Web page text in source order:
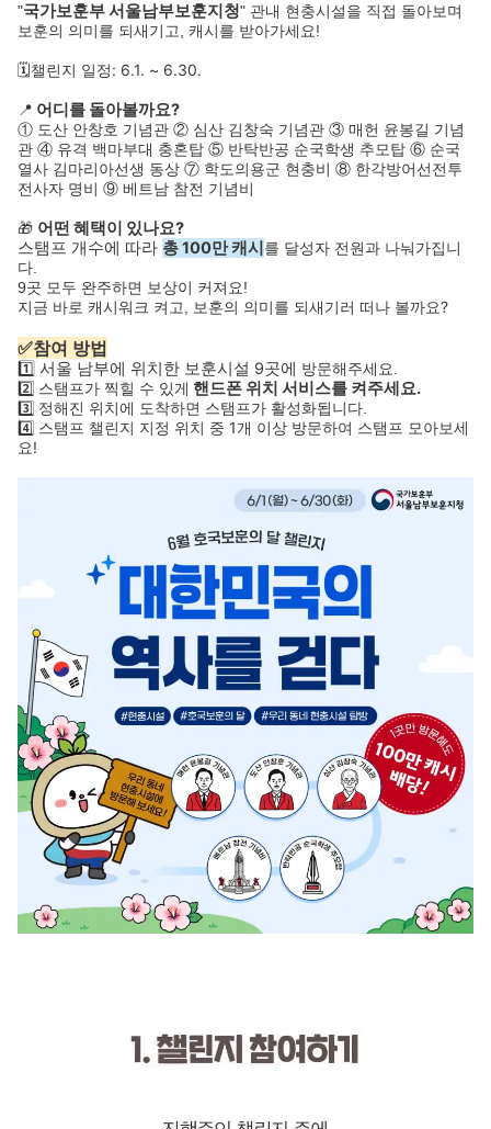
"국가보훈부 서울남부보훈지청" 관내 현충시설을 직접 돌아보며
보훈의 의미를 되새기고, 캐시를 받아가세요!
🗓️챌린지 일정: 6.1. ~ 6.30.
📍 어디를 돌아볼까요?
① 도산 안창호 기념관 ② 심산 김창숙 기념관 ③ 매헌 윤봉길 기념
관 ④ 유격 백마부대 충혼탑 ⑤ 반탁반공 순국학생 추모탑 ⑥ 순국
열사 김마리아선생 동상 ⑦ 학도의용군 현충비 ⑧ 한각방어선전투
전사자 명비 ⑨ 베트남 참전 기념비
🎁 어떤 혜택이 있나요?
스탬프 개수에 따라 총 100만 캐시를 달성자 전원과 나눠가집니
다.
9곳 모두 완주하면 보상이 커져요!
지금 바로 캐시워크 켜고,
보훈의 의미를 되새기러 떠나 볼까요?
✅참여 방법
1️⃣ 서울 남부에 위치한 보훈시설 9곳에 방문해주세요.
2️⃣ 스탬프가 찍힐 수 있게 핸드폰 위치 서비스를 켜주세요.
3️⃣ 정해진 위치에 도착하면 스탬프가 활성화됩니다.
4️⃣ 스탬프 챌린지 지정 위치 중 1개 이상 방문하여 스탬프 모아보세
요!